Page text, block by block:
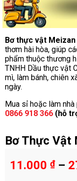
Bơ thực vật Meizan
thơm hài hòa, giúp
phẩm thuộc thương
TNHH Dầu thực vật
mì, làm bánh, chiên
ngày.
Mua sỉ hoặc làm
0866 918 366 (hỗ
Bơ Thực Vật
11.000 ₫–